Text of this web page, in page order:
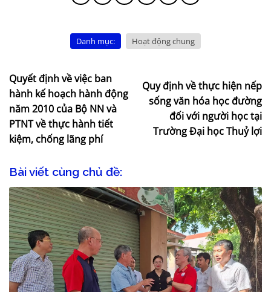
Danh mục: Hoạt động chung
Quyết định về việc ban
hành kế hoạch hành động
năm 2010 của Bộ NN và
PTNT về thực hành tiết
kiệm, chống lãng phí
Quy định về thực hiện nếp
sống văn hóa học đường
đối với người học tại
Trường Đại học Thuỷ lợi
Bài viết cùng chủ đề: